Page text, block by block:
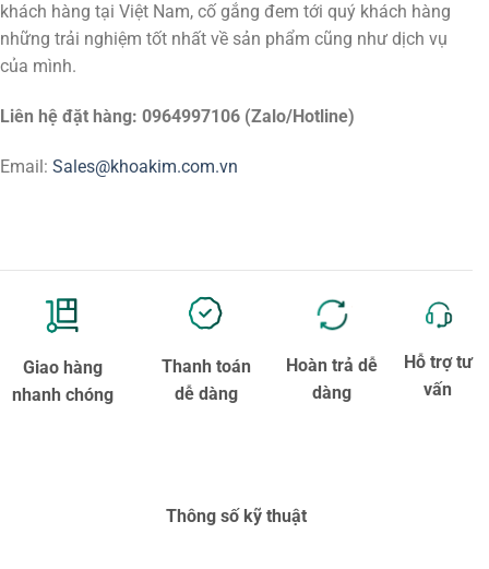
khách hàng tại Việt Nam, cố gắng đem tới quý khách hàng
những trải nghiệm tốt nhất về sản phẩm cũng như dịch vụ
của mình.
Liên hệ đặt hàng: 0964997106 (Zalo/Hotline)
Email: Sales@khoakim.com.vn
Giao hàng
nhanh chóng
Thanh toán
dễ dàng
Hoàn trả dễ
dàng
Hỗ trợ tư
vấn
Thông số kỹ thuật